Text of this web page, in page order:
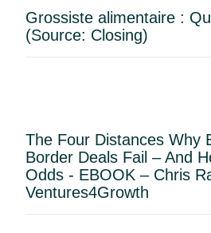
Grossiste alimentaire :
(Source: Closing)
The Four Distances Why
Border Deals Fail – And
Odds - EBOOK – Chris
Ventures4Growth